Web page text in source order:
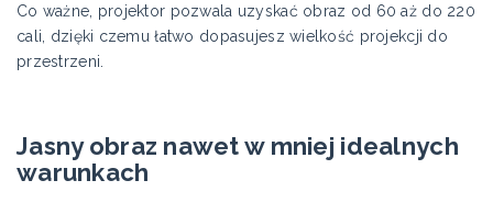
Co ważne, projektor pozwala uzyskać obraz od 60 aż do 220
cali, dzięki czemu łatwo dopasujesz wielkość projekcji do
przestrzeni.
Jasny obraz nawet w mniej idealnych
warunkach